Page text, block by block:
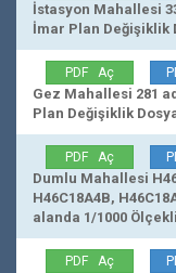
İstasyon Mahallesi
İmar Plan Değişiklik
PDF Aç
Gez Mahallesi 281
Plan Değişiklik
PDF Aç
Dumlu Mahallesi
H46C18A4B,
alanda 1/1000
PDF Aç